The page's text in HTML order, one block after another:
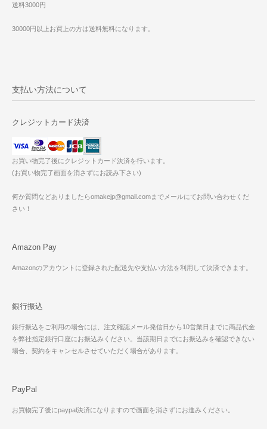
送料3000円
30000円以上お買上の方は送料無料になります。
支払い方法について
クレジットカード決済
お買い物完了後にクレジットカード決済を行います。
(お買い物完了画面を消さずにお読み下さい)
何か質問などありましたらomakejp@gmail.comまでメールにてお問い合わせくだ
さい！
Amazon Pay
Amazonのアカウントに登録された配送先や支払い方法を利用して決済できます。
銀行振込
銀行振込をご利用の場合には、注文確認メール発信日から10営業日までに商品代金
を弊社指定銀行口座にお振込みください。当該期日までにお振込みを確認できない
場合、契約をキャンセルさせていただく場合があります。
PayPal
お買物完了後にpaypal決済になりますので画面を消さずにお進みください。